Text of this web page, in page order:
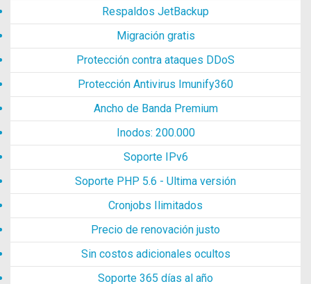
Respaldos JetBackup
Migración gratis
Protección contra ataques DDoS
Protección Antivirus Imunify360
Ancho de Banda Premium
Inodos: 200.000
Soporte IPv6
Soporte PHP 5.6 - Ultima versión
Cronjobs Ilimitados
Precio de renovación justo
Sin costos adicionales ocultos
Soporte 365 días al año